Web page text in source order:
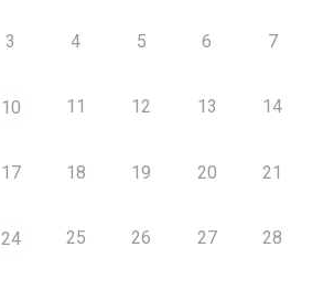
3 4 5 6 7
10 11 12 13 14
17 18 19 20 21
24 25 26 27 28